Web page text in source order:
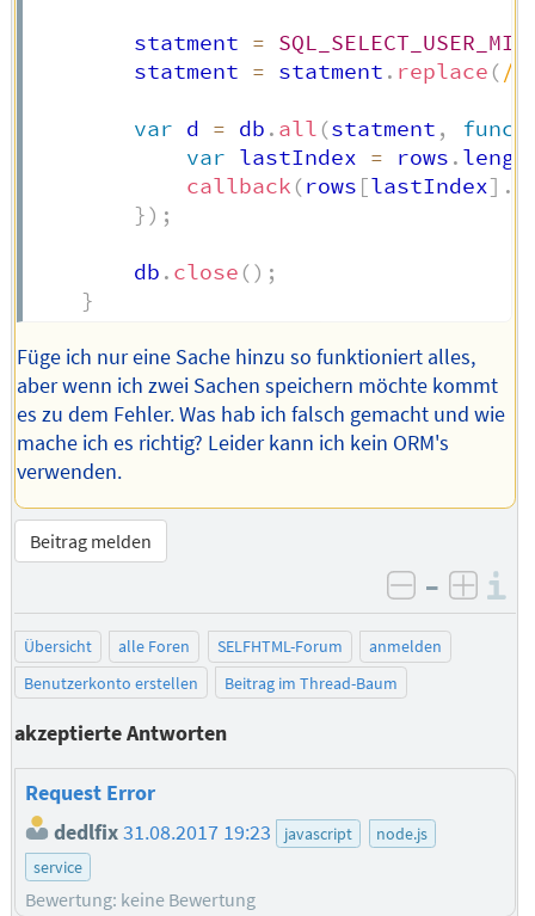
        statment
=
        statment
= statment . replace ( /
var d = db . all (statment ,
var lastIndex = rows .
callback (rows [lastIndex] .
}) ;
        db
. close () ;
}
Füge ich nur eine Sache hinzu so funktioniert alles,
aber wenn ich zwei Sachen speichern möchte kommt
es zu dem Fehler. Was hab ich falsch gemacht und wie
mache ich es richtig? Leider kann ich kein ORM's
verwenden.
Beitrag melden
negativ
–
Übersicht alle Foren SELFHTML-Forum
anmelden
Benutzerkonto erstellen
Beitrag im Thread-Baum
akzeptierte Antworten
Request Error
dedlfix31.08.2017 19:23 javascript
node.js
service
Bewertung: keine Bewertung